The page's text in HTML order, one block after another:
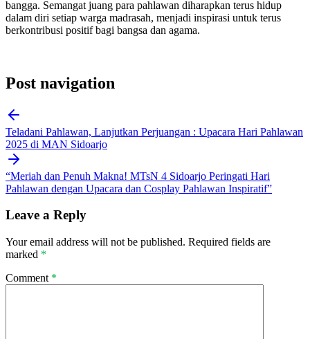
bangga. Semangat juang para pahlawan diharapkan terus hidup
dalam diri setiap warga madrasah, menjadi inspirasi untuk terus
berkontribusi positif bagi bangsa dan agama.
Post navigation
Teladani Pahlawan, Lanjutkan Perjuangan : Upacara Hari Pahlawan
2025 di MAN Sidoarjo
“Meriah dan Penuh Makna! MTsN 4 Sidoarjo Peringati Hari
Pahlawan dengan Upacara dan Cosplay Pahlawan Inspiratif”
Leave a Reply
Your email address will not be published. Required fields are
marked *
Comment *